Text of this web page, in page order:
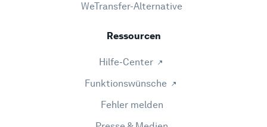
WeTransfer-Alternative
Ressourcen
Hilfe-Center
Funktionswünsche
Fehler melden